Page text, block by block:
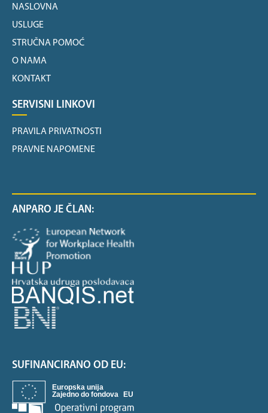
NASLOVNA
USLUGE
STRUČNA POMOĆ
O NAMA
KONTAKT
SERVISNI LINKOVI
PRAVILA PRIVATNOSTI
PRAVNE NAPOMENE
ANPARO JE ČLAN:
SUFINANCIRANO OD EU: